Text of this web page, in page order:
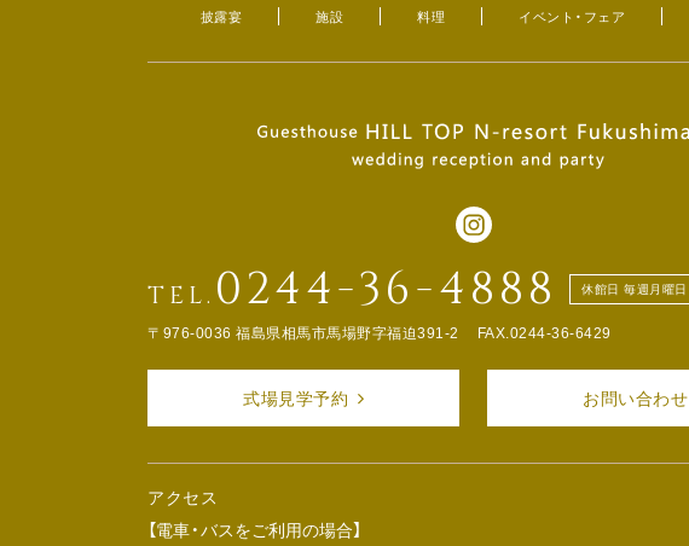
披露宴 施設 料理 イベント・フェア
TEL. 0244-36-4888 休館日 毎週月曜日
〒976-0036 福島県相馬市馬場野字福迫391-2 FAX.0244-36-6429
式場見学予約 お問い合わせ
アクセス
【電車・バスをご利用の場合】